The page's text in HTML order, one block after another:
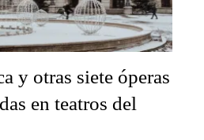
y otras siete óperas
en teatros del